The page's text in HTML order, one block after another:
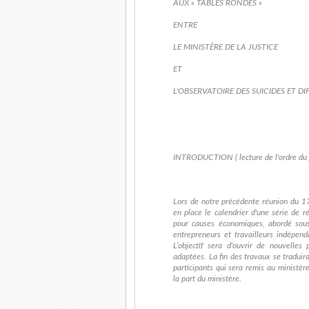
AUX « TABLES RONDES »
ENTRE
LE MINISTÈRE DE LA JUSTICE
ET
L'OBSERVATOIRE DES SUICIDES ET
INTRODUCTION ( lecture de l'ordre
Lors de notre précédente réunion du
en place le calendrier d'une série de
pour causes économiques, abordé
entrepreneurs et travailleurs
L’objectif sera d'ouvrir de
adaptées. La fin des travaux se
participants qui sera remis au
la part du ministère.